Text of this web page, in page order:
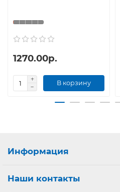
1270.00р.
В корзину
Информация
Наши контакты